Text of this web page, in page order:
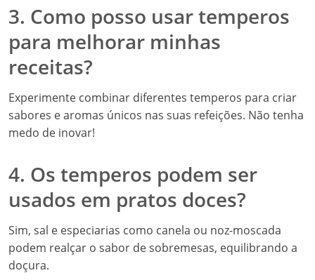
3. Como posso usar temperos
para melhorar minhas
receitas?
Experimente combinar diferentes temperos para criar
sabores e aromas únicos nas suas refeições. Não tenha
medo de inovar!
4. Os temperos podem ser
usados em pratos doces?
Sim, sal e especiarias como canela ou noz-moscada
podem realçar o sabor de sobremesas, equilibrando a
doçura.